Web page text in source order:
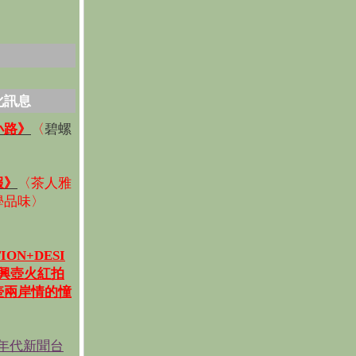
訊息
》 〈碧螺
〈茶人雅
味〉
壺火紅拍
岸情的憧
代新聞台